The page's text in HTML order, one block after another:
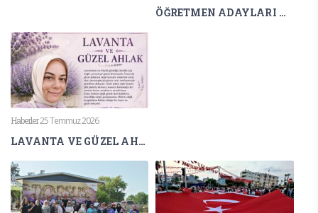
ÖĞRETMEN ADAYLARI AGS HEYECANI YAŞIYOR
Haberler25 Temmuz 2026
LAVANTA VE GÜZEL AHLAK